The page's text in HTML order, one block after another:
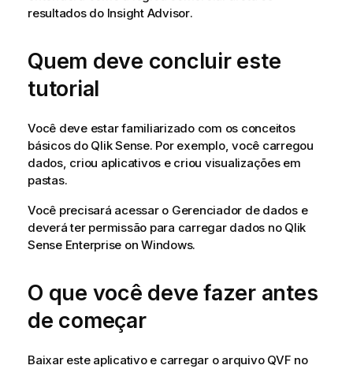
resultados do Insight Advisor.
Quem deve concluir este
tutorial
Você deve estar familiarizado com os conceitos
básicos do Qlik Sense. Por exemplo, você carregou
dados, criou aplicativos e criou visualizações em
pastas.
Você precisará acessar o Gerenciador de dados e
deverá ter permissão para carregar dados no Qlik
Sense Enterprise on Windows.
O que você deve fazer antes
de começar
Baixar este aplicativo e carregar o arquivo QVF no